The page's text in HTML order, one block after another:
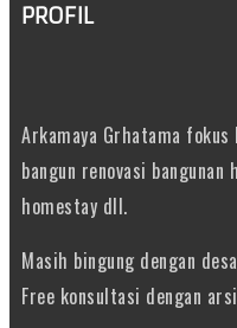
PROFIL
Arkamaya Grhatama
bangun renovasi
homestay dll.
Masih bingung dengan
Free konsultasi dengan